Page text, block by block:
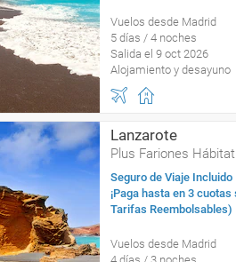
Vuelos desde Madrid
5 días / 4 noches
Salida el 9 oct 2026
Alojamiento y desayuno
Lanzarote
Plus Fariones Hábitat
Seguro de Viaje Incluido
¡Paga hasta en 3
Tarifas Reembolsables)
Vuelos desde Madrid